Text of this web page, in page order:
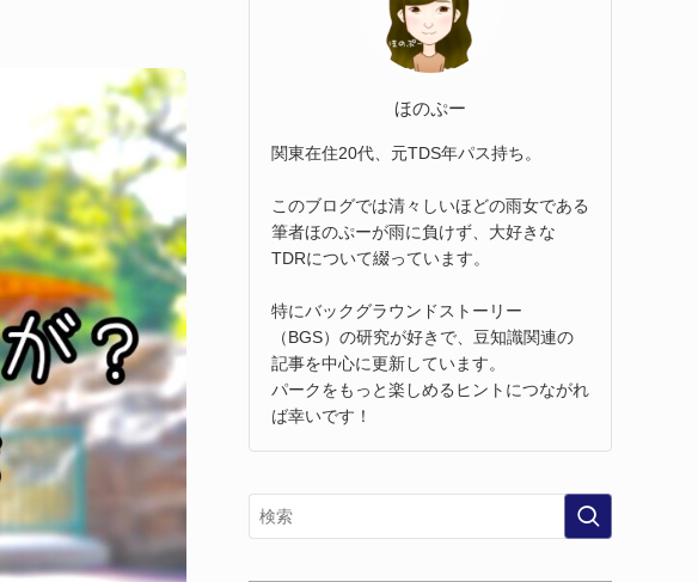
ほのぷー
関東在住20代、元TDS年パス持ち。
このブログでは清々しいほどの雨女である
筆者ほのぷーが雨に負けず、大好きな
TDRについて綴っています。
特にバックグラウンドストーリー
（BGS）の研究が好きで、豆知識関連の
記事を中心に更新しています。
パークをもっと楽しめるヒントにつながれ
ば幸いです！